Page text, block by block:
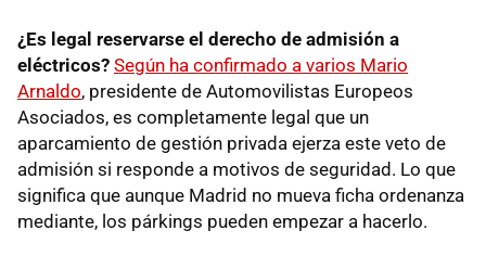
¿Es legal reservarse el derecho de admisión a
eléctricos? Según ha confirmado a varios Mario
Arnaldo, presidente de Automovilistas Europeos
Asociados, es completamente legal que un
aparcamiento de gestión privada ejerza este veto de
admisión si responde a motivos de seguridad. Lo que
significa que aunque Madrid no mueva ficha ordenanza
mediante, los párkings pueden empezar a hacerlo.